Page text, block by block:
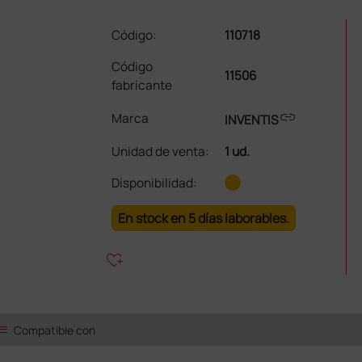
Código:
110718
Código
fabricante
11506
Marca INVENTISlink
Unidad de venta:
1 ud.
Disponibilidad:
En stock en 5 días laborables.
heart_plus
Compatible con